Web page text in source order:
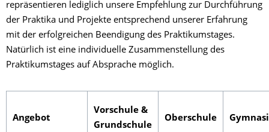
repräsentieren lediglich unsere Empfehlung zur Durchführung
der Praktika und Projekte entsprechend unserer Erfahrung
mit der erfolgreichen Beendigung des Praktikumstages.
Natürlich ist eine individuelle Zusammenstellung des
Praktikumstages auf Absprache möglich.
Angebot
Vorschule &
Grundschule
Oberschule